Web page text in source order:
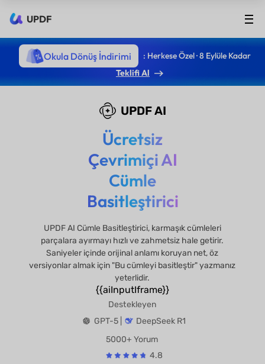
UPDF
Okula Dönüş İndirimi
: Herkese Özel · 8 Eylüle Kadar
Teklifi Al
UPDF AI
Ücretsiz
Çevrimiçi AI
Cümle
Basitleştirici
UPDF AI Cümle Basitleştirici, karmaşık cümleleri
parçalara ayırmayı hızlı ve zahmetsiz hale getirir.
Saniyeler içinde orijinal anlamı koruyan net, öz
versiyonlar almak için "Bu cümleyi basitleştir" yazmanız
yeterlidir.
{{aiInputIframe}}
Destekleyen